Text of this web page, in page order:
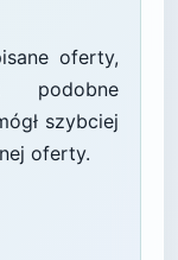
oferty,
szybciej
oferty.